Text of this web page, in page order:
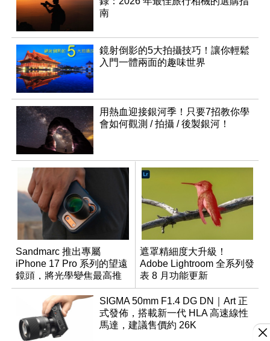
南
鏡射倒影的5大拍攝技巧！讓你輕鬆
入門一體兩面的趣味世界
用熱血迎接銀河季！只要7招教你學
會如何觀測 / 拍攝 / 後製銀河！
Sandmarc 推出專屬
iPhone 17 Pro 系列的望遠
鏡頭，將光學變焦最高推
升至 16 倍
遮罩精細度大升級！
Adobe Lightroom 全系列發
表 8 月功能更新
SIGMA 50mm F1.4 DG DN｜Art 正
式發佈，搭載新一代 HLA 高速線性
馬達，建議售價約 26K